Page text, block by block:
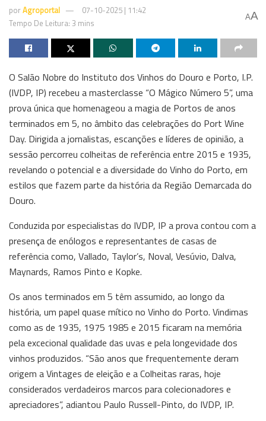
porAgroportal
07-10-2025 | 11:42
Tempo De Leitura: 3 mins
AA
O Salão Nobre do Instituto dos Vinhos do Douro e Porto, I.P.
(IVDP, IP) recebeu a masterclasse “O Mágico Número 5”, uma
prova única que homenageou a magia de Portos de anos
terminados em 5, no âmbito das celebrações do Port Wine
Day. Dirigida a jornalistas, escanções e líderes de opinião, a
sessão percorreu colheitas de referência entre 2015 e 1935,
revelando o potencial e a diversidade do Vinho do Porto, em
estilos que fazem parte da história da Região Demarcada do
Douro.
Conduzida por especialistas do IVDP, IP a prova contou com a
presença de enólogos e representantes de casas de
referência como, Vallado, Taylor’s, Noval, Vesúvio, Dalva,
Maynards, Ramos Pinto e Kopke.
Os anos terminados em 5 têm assumido, ao longo da
história, um papel quase mítico no Vinho do Porto. Vindimas
como as de 1935, 1975 1985 e 2015 ficaram na memória
pela excecional qualidade das uvas e pela longevidade dos
vinhos produzidos. “São anos que frequentemente deram
origem a Vintages de eleição e a Colheitas raras, hoje
considerados verdadeiros marcos para colecionadores e
apreciadores”, adiantou Paulo Russell-Pinto, do IVDP, IP.